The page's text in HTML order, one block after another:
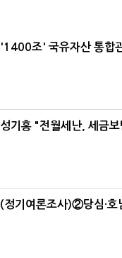
'1400조' 국유자산 통합
성기홍 "전월세난, 세금
(정기여론조사)②당심·